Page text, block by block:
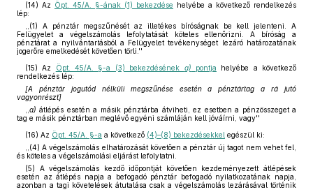
(14) Az Öpt. 45/A. §-ának (1) bekezdése helyébe a következő rendelkezés
lép:
,,(1) A pénztár megszűnését az illetékes bíróságnak be kell jelenteni. A
Felügyelet a végelszámolás lefolytatását köteles ellenőrizni. A bíróság a
pénztárat a nyilvántartásból a Felügyelet tevékenységet lezáró határozatának
jogerőre emelkedését követően törli.''
(15) Az Öpt. 45/A. §-a (3) bekezdésének a) pontja helyébe a következő
rendelkezés lép:
[A pénztár jogutód nélküli megszűnése esetén a pénztártag a rá jutó
vagyonrészt]
a) átlépés esetén a másik pénztárba átviheti, ez esetben a pénzösszeget a
tag e másik pénztárban meglévő egyéni számláján kell jóváírni, vagy''
(16) Az Öpt. 45/A. §-a a következő (4)–(8) bekezdésekkel egészül ki:
,,(4) A végelszámolás elhatározását követően a pénztár új tagot nem vehet fel,
és köteles a végelszámolási eljárást lefolytatni.
(5) A végelszámolás kezdő időpontját követően kezdeményezett átlépések
esetén az átlépés napja a befogadó pénztár befogadó nyilatkozatának napja,
azonban a tagi követelések átutalása csak a végelszámolás lezárásával történik